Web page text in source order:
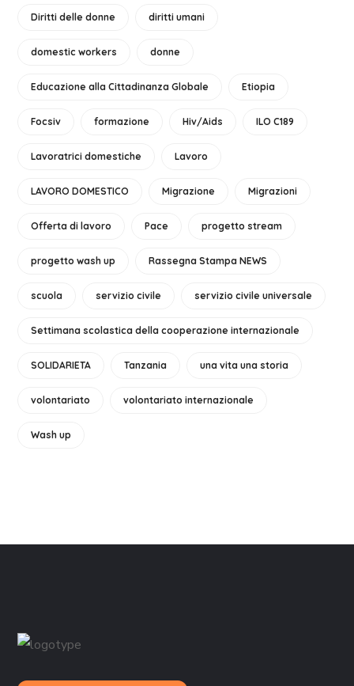
Diritti delle donne diritti umani
domestic workers donne
Educazione alla Cittadinanza Globale Etiopia
Focsiv formazione Hiv/Aids ILO C189
Lavoratrici domestiche Lavoro
LAVORO DOMESTICO Migrazione Migrazioni
Offerta di lavoro Pace progetto stream
progetto wash up Rassegna Stampa NEWS
scuola servizio civile servizio civile universale
Settimana scolastica della cooperazione internazionale
SOLIDARIETA Tanzania una vita una storia
volontariato volontariato internazionale
Wash up